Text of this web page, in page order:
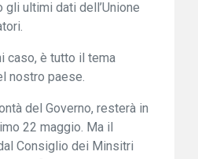
gli ultimi dati dell’Unione
caso, è tutto il tema
nostro paese.
del Governo, resterà in
22 maggio. Ma il
Consiglio dei Minsitri